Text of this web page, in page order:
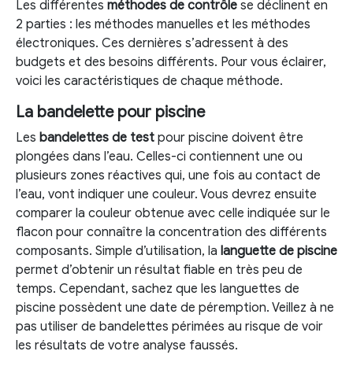
Les différentes méthodes de contrôle se déclinent en
2 parties : les méthodes manuelles et les méthodes
électroniques. Ces dernières s’adressent à des
budgets et des besoins différents. Pour vous éclairer,
voici les caractéristiques de chaque méthode.
La bandelette pour piscine
Les bandelettes de test pour piscine doivent être
plongées dans l’eau. Celles-ci contiennent une ou
plusieurs zones réactives qui, une fois au contact de
l’eau, vont indiquer une couleur. Vous devrez ensuite
comparer la couleur obtenue avec celle indiquée sur le
flacon pour connaître la concentration des différents
composants. Simple d’utilisation, la languette de piscine
permet d’obtenir un résultat fiable en très peu de
temps. Cependant, sachez que les languettes de
piscine possèdent une date de péremption. Veillez à ne
pas utiliser de bandelettes périmées au risque de voir
les résultats de votre analyse faussés.